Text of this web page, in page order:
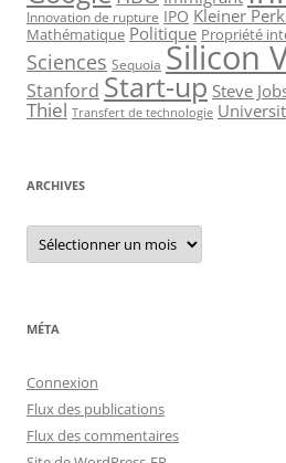
Innovation de rupture IPO Kleiner
Mathématique Politique Propriété
Sciences Sequoia Silicon
Stanford Start-up Steve
Thiel Transfert de technologie
ARCHIVES
Archives
MÉTA
Connexion
Flux des publications
Flux des commentaires